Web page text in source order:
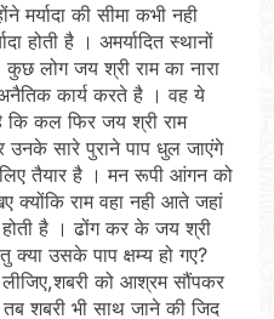
मर्यादा की सीमा कभी नही
होती है । अमर्यादित स्थानों
लोग जय श्री राम का नारा
कार्य करते है । वह ये
कल फिर जय श्री राम
सारे पुराने पाप धुल जाएंगे
तैयार है । मन रूपी आंगन को
क्योंकि राम वहा नही आते जहां
होती है । ढोंग कर के जय श्री
क्या उसके पाप क्षम्य हो गए?
लीजिए,शबरी को आश्रम सौंपकर
शबरी भी साथ जाने की जिद